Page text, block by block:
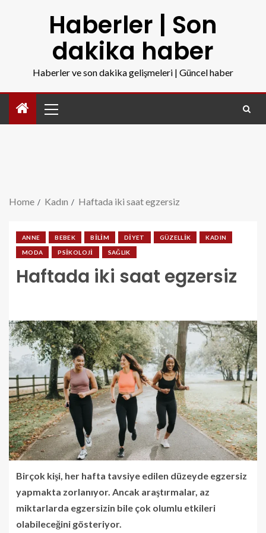
Haberler | Son
dakika haber
Haberler ve son dakika gelişmeleri | Güncel haber
Home Kadın Haftada iki saat egzersiz
ANNE BEBEK BILIM DIYET GÜZELLIK KADIN
MODA PSIKOLOJI SAĞLIK
Haftada iki saat egzersiz
Birçok kişi, her hafta tavsiye edilen düzeyde egzersiz
yapmakta zorlanıyor. Ancak araştırmalar, az
miktarlarda egzersizin bile çok olumlu etkileri
olabileceğini gösteriyor.